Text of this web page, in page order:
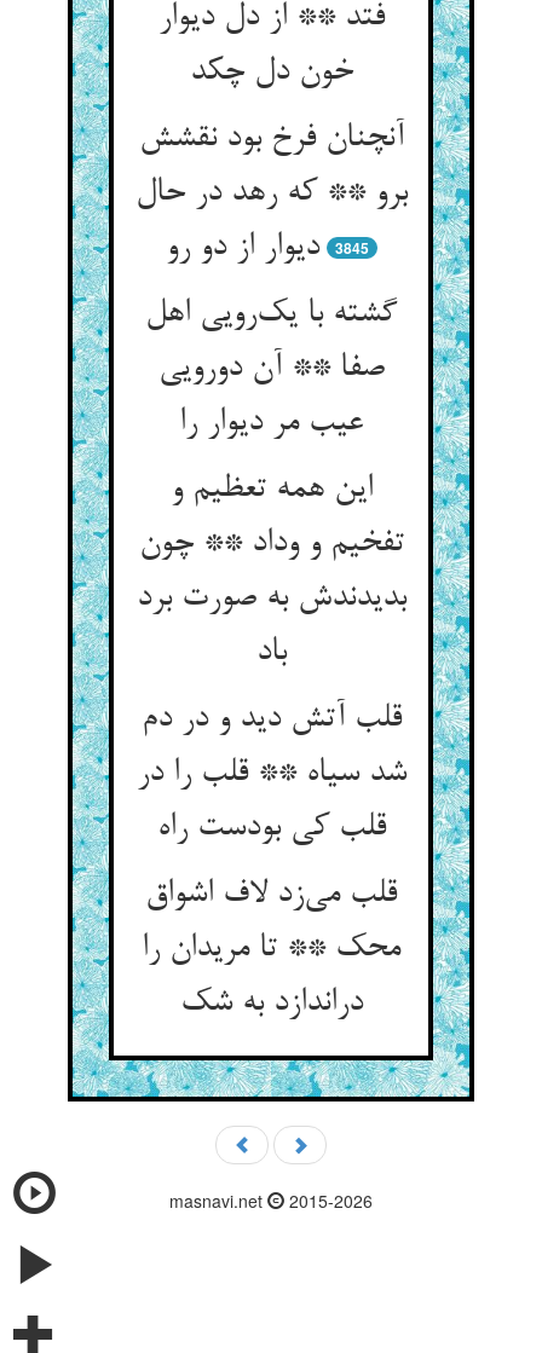
فتد ** از دل دیوار
خون دل چکد
آنچنان فرخ بود نقشش
برو ** که رهد در حال
دیوار از دو رو
3845
گشته با یک‌رویی اهل
صفا ** آن دورویی
عیب مر دیوار را
این همه تعظیم و
تفخیم و وداد ** چون
بدیدندش به صورت برد
باد
قلب آتش دید و در دم
شد سیاه ** قلب را در
قلب کی بودست راه
قلب می‌زد لاف اشواق
محک ** تا مریدان را
دراندازد به شک
masnavi.net 2015-2026